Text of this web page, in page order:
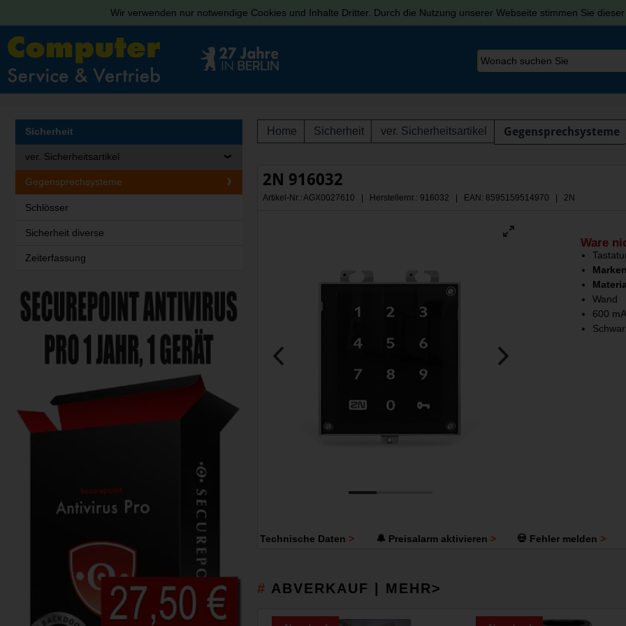
Wir verwenden nur notwendige Cookies und Inhalte Dritter. Durch die Nutzung unserer Webseite stimmen Sie
Home Sicherheit ver. Sicherheitsartikel Gegensprechsysteme
2N 916032
Artikel-Nr.: AGX0027610 | Herstellernr.: 916032 | EAN: 8595159514970 | 2N
Ware
Wand
600 mA
Technische Daten 🔔 Preisalarm aktivieren 💀 Fehler melden
ABVERKAUF | MEHR>
Sicherheit
ver. Sicherheitsartikel
Gegensprechsysteme
Schlösser
Sicherheit diverse
Zeiterfassung